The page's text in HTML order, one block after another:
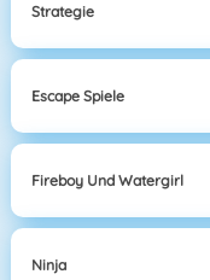
Strategie
Escape Spiele
Fireboy Und Watergirl
Ninja